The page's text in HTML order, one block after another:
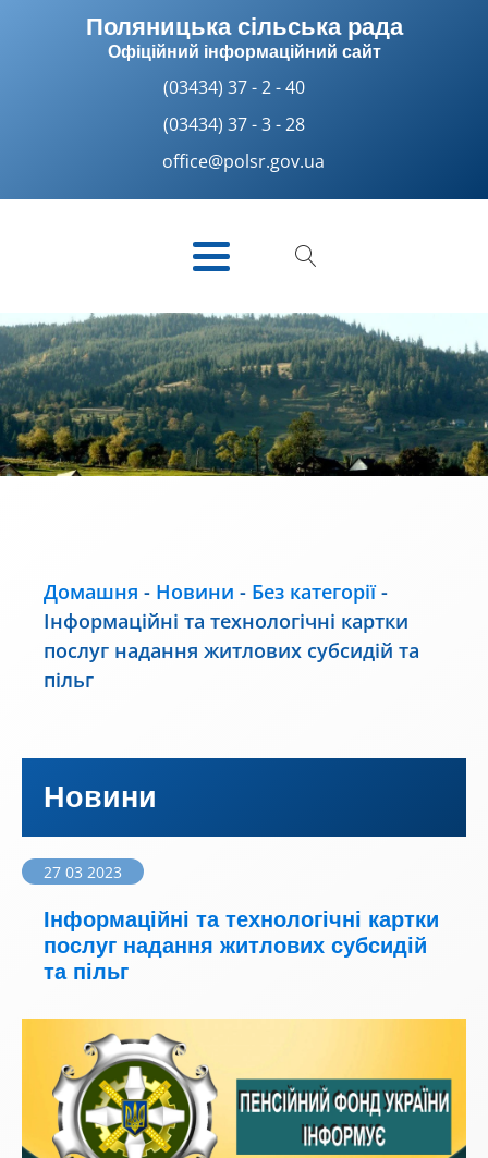
Поляницька сільська рада
Офіційний інформаційний сайт
(03434) 37 - 2 - 40
(03434) 37 - 3 - 28
office@polsr.gov.ua
Домашня - Новини - Без категорії-
Інформаційні та технологічні картки
послуг надання житлових субсидій та
пільг
Новини
27 03 2023
Інформаційні та технологічні картки
послуг надання житлових субсидій
та пільг